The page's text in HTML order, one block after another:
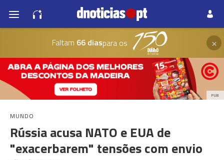
Faltam 66 diaspara os ×
PUB
MUNDO
Rússia acusa NATO e EUA de
"exacerbarem" tensões com envio